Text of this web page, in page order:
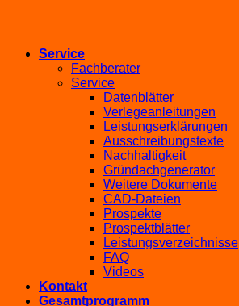
Service
Fachberater
Service
Datenblätter
Verlegeanleitungen
Leistungserklärungen
Ausschreibungstexte
Nachhaltigkeit
Gründachgenerator
Weitere Dokumente
CAD-Dateien
Prospekte
Prospektblätter
Leistungsverzeichnisse
FAQ
Videos
Kontakt
Gesamtprogramm